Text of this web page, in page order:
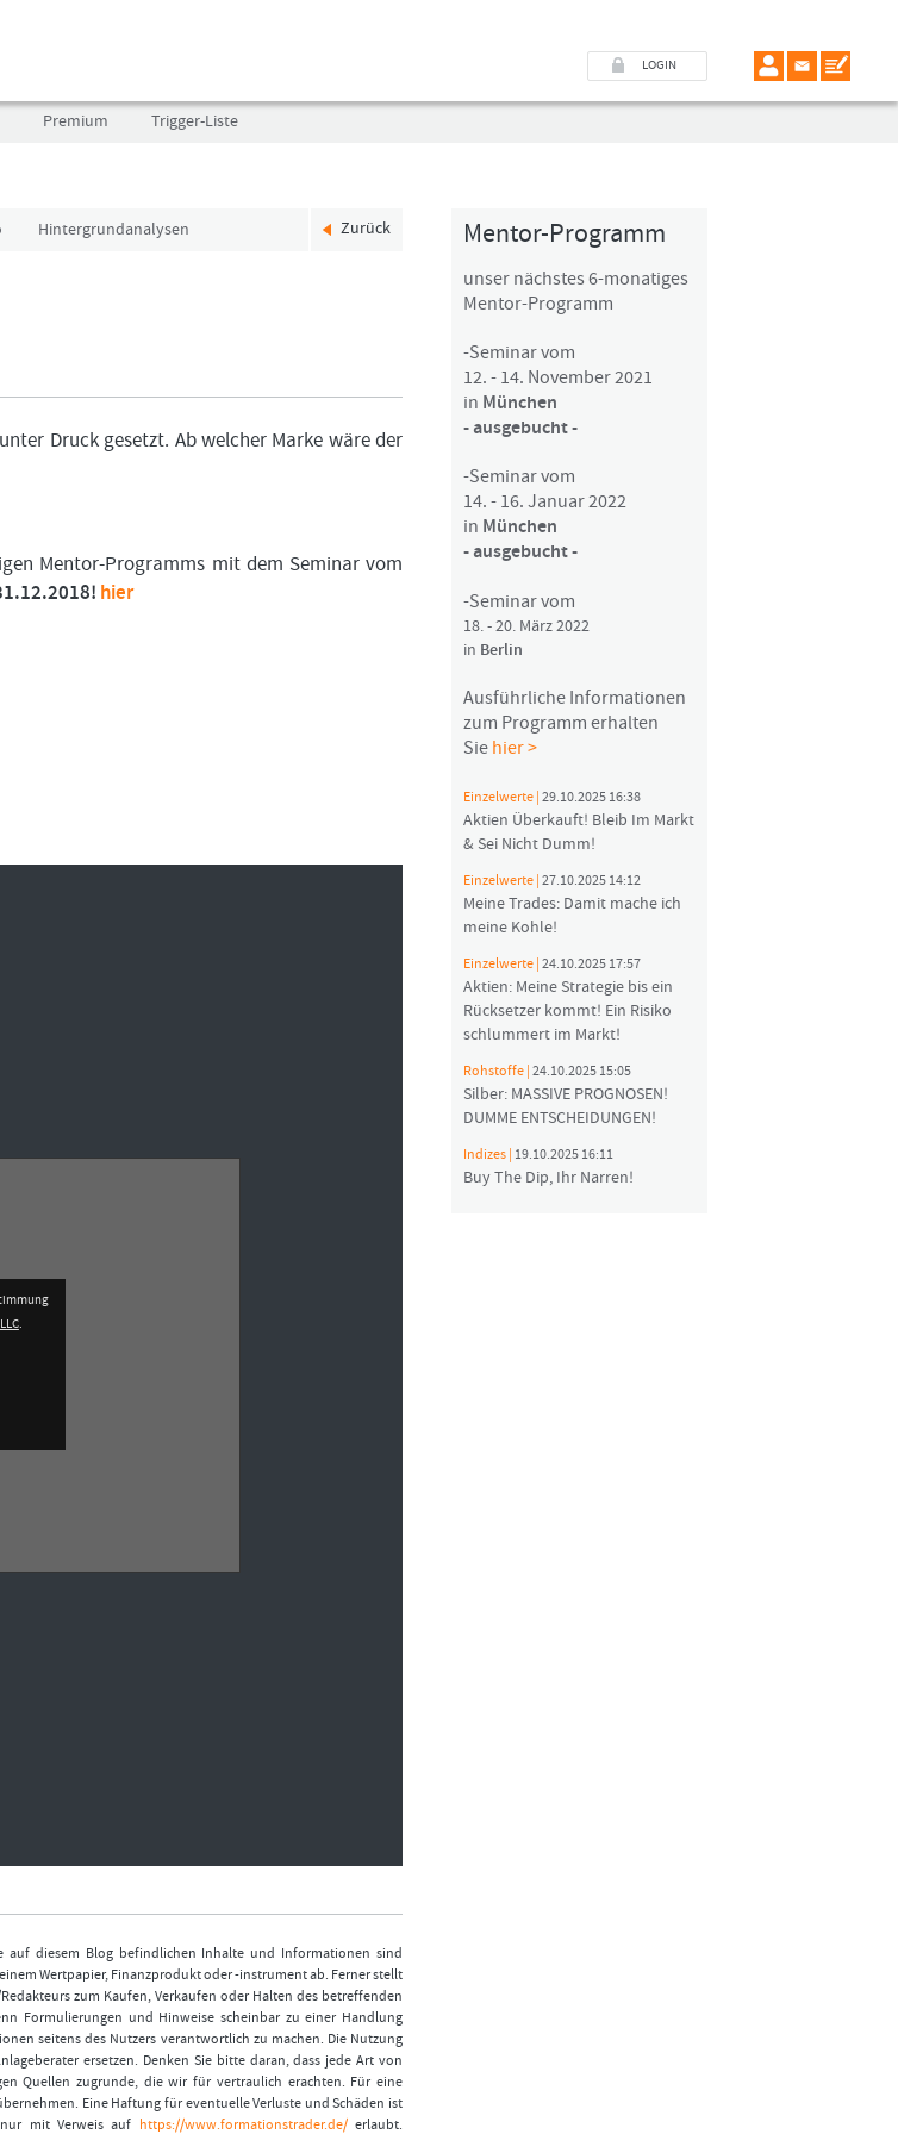
LOGIN
Premium Trigger-Liste
Hintergrundanalysen
Druck gesetzt. Ab welcher Marke wäre der
Mentor-Programms mit dem Seminar vom
hier
.
Zurück
auf diesem Blog befindlichen Inhalte und Informationen sind
Wertpapier, Finanzprodukt oder -instrument ab. Ferner stellt
zum Kaufen, Verkaufen oder Halten des betreffenden
Formulierungen und Hinweise scheinbar zu einer Handlung
seitens des Nutzers verantwortlich zu machen. Die Nutzung
ersetzen. Denken Sie bitte daran, dass jede Art von
Quellen zugrunde, die wir für vertraulich erachten. Für eine
Eine Haftung für eventuelle Verluste und Schäden ist
mit Verweis auf https://www.formationstrader.de/erlaubt.
Mentor-Programm
unser nächstes 6-monatiges
Mentor-Programm
-Seminar vom
12. - 14. November 2021
in München
- ausgebucht -
-Seminar vom
14. - 16. Januar 2022
in München
- ausgebucht -
-Seminar vom
18. - 20. März 2022
in Berlin
Ausführliche Informationen
zum Programm erhalten
Sie hier >
Einzelwerte | 29.10.2025 16:38
Aktien Überkauft! Bleib Im Markt
& Sei Nicht Dumm!
Einzelwerte | 27.10.2025 14:12
Meine Trades: Damit mache ich
meine Kohle!
Einzelwerte | 24.10.2025 17:57
Aktien: Meine Strategie bis ein
Rücksetzer kommt! Ein Risiko
schlummert im Markt!
Rohstoffe | 24.10.2025 15:05
Silber: MASSIVE PROGNOSEN!
DUMME ENTSCHEIDUNGEN!
Indizes | 19.10.2025 16:11
Buy The Dip, Ihr Narren!
Passwort
bleiben
Programm
klicken
passende
WERDEN